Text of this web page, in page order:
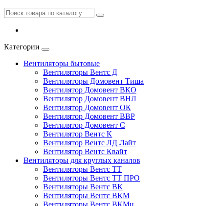
Категории
Вентиляторы бытовые
Вентиляторы Вентс Д
Вентиляторы Домовент Тиша
Вентилятор Домовент ВКО
Вентилятор Домовент ВНЛ
Вентилятор Домовент ОК
Вентилятор Домовент ВВР
Вентилятор Домовент С
Вентилятор Вентс К
Вентилятор Вентс ЛД Лайт
Вентилятор Вентс Квайт
Вентиляторы для круглых каналов
Вентиляторы Вентс ТТ
Вентиляторы Вентс ТТ ПРО
Вентиляторы Вентс ВК
Вентиляторы Вентс ВКМ
Вентиляторы Вентс ВКМц